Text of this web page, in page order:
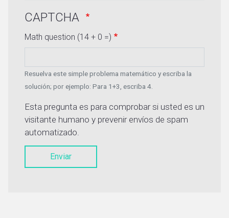
CAPTCHA
Math question (14 + 0 =)
Resuelva este simple problema matemático y escriba la
solución; por ejemplo: Para 1+3, escriba 4.
Esta pregunta es para comprobar si usted es un
visitante humano y prevenir envíos de spam
automatizado.
Enviar